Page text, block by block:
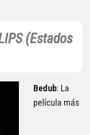
(Estados
Bedub: La
película más